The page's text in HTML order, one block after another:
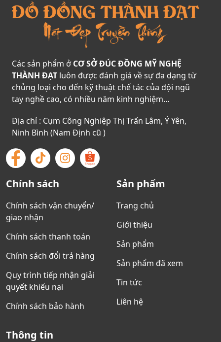
Các sản phẩm ởCƠ SỞ ĐÚC ĐỒNG MỸ NGHỆ
THÀNH ĐẠT luôn được đánh giá về sự đa dạng từ
chủng loại cho đến kỹ thuật chế tác của đội ngũ
tay nghề cao, có nhiều năm kinh nghiệm…
Địa chỉ : Cụm Công Nghiệp Thị Trấn Lâm, Ý Yên,
Ninh Bình (Nam Định cũ )
Chính sách
Chính sách vận chuyển/
giao nhận
Chính sách thanh toán
Chính sách đổi trả hàng
Quy trình tiếp nhận giải
quyết khiếu nại
Chính sách bảo hành
Sản phẩm
Trang chủ
Giới thiệu
Sản phẩm
Sản phẩm đã xem
Tin tức
Liên hệ
Thông tin